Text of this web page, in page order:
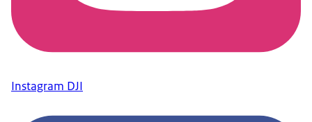
Instagram DJI